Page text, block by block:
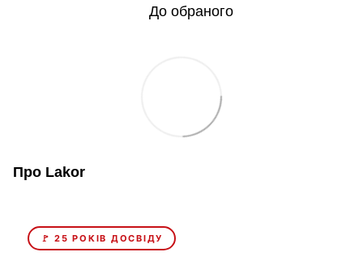
До обраного
Про Lakor
🚩 25 РОКІВ ДОСВІДУ